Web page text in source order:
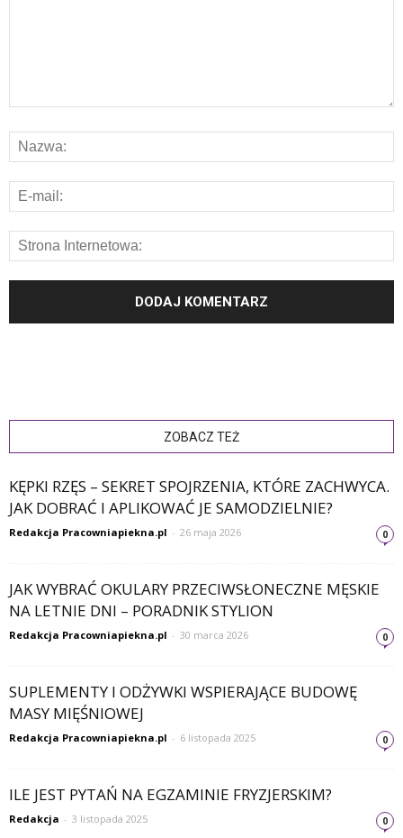
ZOBACZ TEŻ
KĘPKI RZĘS – SEKRET SPOJRZENIA, KTÓRE ZACHWYCA.
JAK DOBRAĆ I APLIKOWAĆ JE SAMODZIELNIE?
Redakcja Pracowniapiekna.pl - 26 maja 2026 0
JAK WYBRAĆ OKULARY PRZECIWSŁONECZNE MĘSKIE
NA LETNIE DNI – PORADNIK STYLION
Redakcja Pracowniapiekna.pl - 30 marca 2026 0
SUPLEMENTY I ODŻYWKI WSPIERAJĄCE BUDOWĘ
MASY MIĘŚNIOWEJ
Redakcja Pracowniapiekna.pl - 6 listopada 2025 0
ILE JEST PYTAŃ NA EGZAMINIE FRYZJERSKIM?
Redakcja - 3 listopada 2025 0